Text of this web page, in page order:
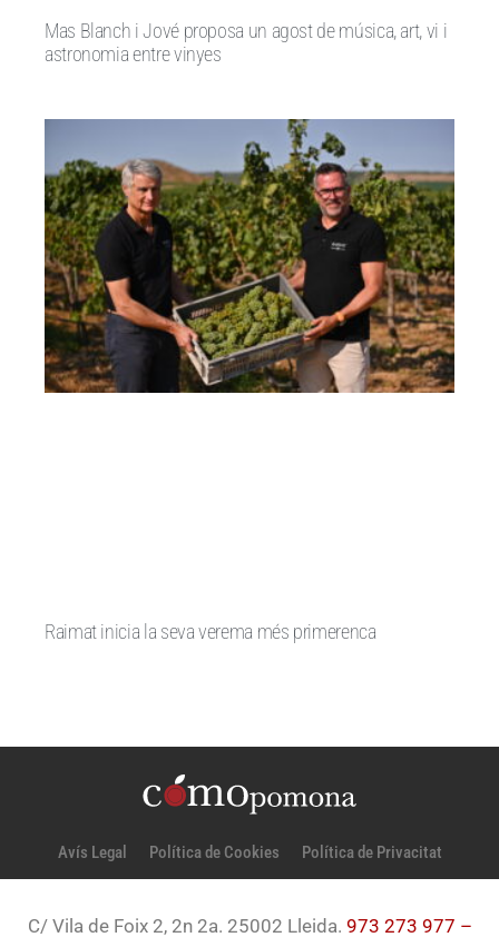
Mas Blanch i Jové proposa un agost de música, art, vi i
astronomia entre vinyes
Raimat inicia la seva verema més primerenca
Avís Legal Política de Cookies Política de Privacitat
C/ Vila de Foix 2, 2n 2a. 25002 Lleida. 973 273 977 –